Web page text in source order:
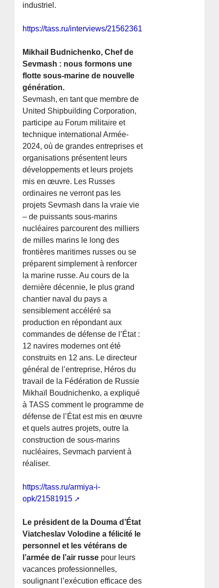
industriel.
https://tass.ru/interviews/21562361
Mikhail Budnichenko, Chef de
Sevmash : nous formons une
flotte sous-marine de nouvelle
génération.
Sevmash, en tant que membre de
United Shipbuilding Corporation,
participe au Forum militaire et
technique international Armée-
2024, où de grandes entreprises et
organisations présentent leurs
développements et leurs projets
mis en œuvre. Les Russes
ordinaires ne verront pas les
projets Sevmash dans la vraie vie
– de puissants sous-marins
nucléaires parcourent des milliers
de milles marins le long des
frontières maritimes russes ou se
préparent simplement à renforcer
la marine russe. Au cours de la
dernière décennie, le plus grand
chantier naval du pays a
sensiblement accéléré sa
production en répondant aux
commandes de défense de l’État :
12 navires modernes ont été
construits en 12 ans. Le directeur
général de l’entreprise, Héros du
travail de la Fédération de Russie
Mikhaïl Boudnichenko, a expliqué
à TASS comment le programme de
défense de l’État est mis en œuvre
et quels autres projets, outre la
construction de sous-marins
nucléaires, Sevmach parvient à
réaliser.
https://tass.ru/armiya-i-
opk/21581915
Le président de la Douma d’État
Viatcheslav Volodine a félicité le
personnel et les vétérans de
l’armée de l’air russe pour leurs
vacances professionnelles,
soulignant l’exécution efficace des